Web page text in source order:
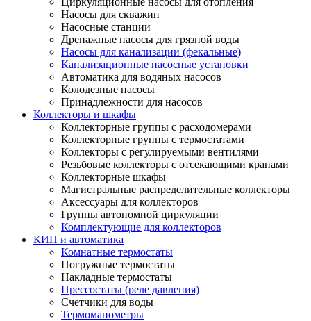
Насосы для скважин
Насосные станции
Дренажные насосы для грязной воды
Насосы для канализации (фекальные)
Канализационные насосные установки
Автоматика для водяных насосов
Колодезные насосы
Принадлежности для насосов
Коллекторы и шкафы
Коллекторные группы с расходомерами
Коллекторные группы с термостатами
Коллекторы с регулируемыми вентилями
Резьбовые коллекторы с отсекающими кранами
Коллекторные шкафы
Магистральные распределительные коллекторы
Аксессуары для коллекторов
Группы автономной циркуляции
Комплектующие для коллекторов
КИП и автоматика
Комнатные термостаты
Погружные термостаты
Накладные термостаты
Прессостаты (реле давления)
Счетчики для воды
Термоманометры